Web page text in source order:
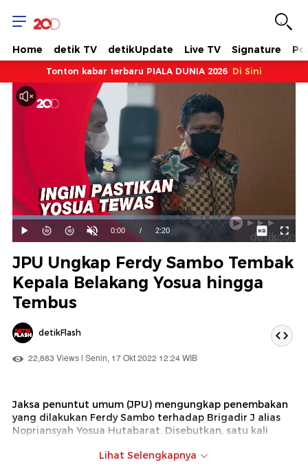
Home detik TV detikUpdate Live TV Signature
Tonton kabar terbaru PIALA DUNIA 2026 Di Sini
Mainkan
Suara
Hidup
Waktu
ini
0:00 / Durasi
2:20
Dimuat:
43.15%
JPU Ungkap Ferdy Sambo Tembak
Kepala Belakang Yosua hingga
Tembus
detikFlash
22,883 Views | Senin, 17 Okt 2022 12:24 WIB
Jaksa penuntut umum (JPU) mengungkap penembakan
yang dilakukan Ferdy Sambo terhadap Brigadir J alias
Nopriansyah Yosua Hutabarat. Disebutkan, satu kali
bagian belakang Yosua hingga tembus.
Lihat Selengkapnya